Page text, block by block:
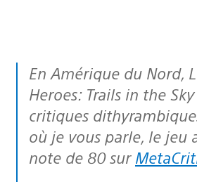
En Amérique du Nord,
Heroes: Trails in the Sky
critiques
où je vous parle, le jeu
note de 80 sur